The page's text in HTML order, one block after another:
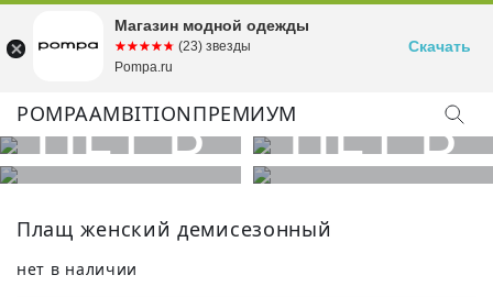
POMPAAMBITIONПРЕМИУМ
Плащ женский демисезонный
нет в наличии
Магазин модной одежды
☆☆☆☆☆
★★★★★ (23) звезды
Pompa.ru
Скачать